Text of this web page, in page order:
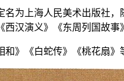
为上海人民美术出版社
汉演义》《东周列国故事
》《白蛇传》《桃花扇》